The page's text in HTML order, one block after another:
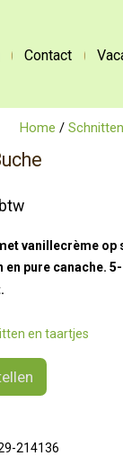
Contact
Home /
vanillecrème
en pure canache.
en taartjes
214136